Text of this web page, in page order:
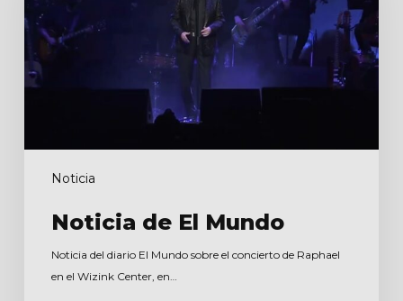
Noticia
Noticia de El Mundo
Noticia del diario El Mundo sobre el concierto de Raphael
en el Wizink Center, en…